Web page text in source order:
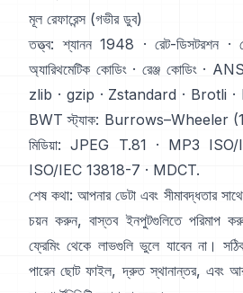
মূল রেফারেন্স (গভীর ডুব)
তত্ত্ব: শ্যানন 1948 · রেট-ডিসটরশন ·
অ্যারিথমেটিক কোডিং · রেঞ্জ কোডিং · ANS
zlib · gzip · Zstandard · Brotli ·
BWT স্ট্যাক: Burrows–Wheeler
মিডিয়া: JPEG T.81 · MP3 ISO/
ISO/IEC 13818-7 · MDCT.
শেষ কথা: আপনার ডেটা এবং সীমাবদ্ধতার
চয়ন করুন, বাস্তব ইনপুটগুলিতে পরিমাপ
ফ্রেমিং থেকে লাভগুলি ভুলে যাবেন না।
পারেন ছোট ফাইল, দ্রুত স্থানান্তর,